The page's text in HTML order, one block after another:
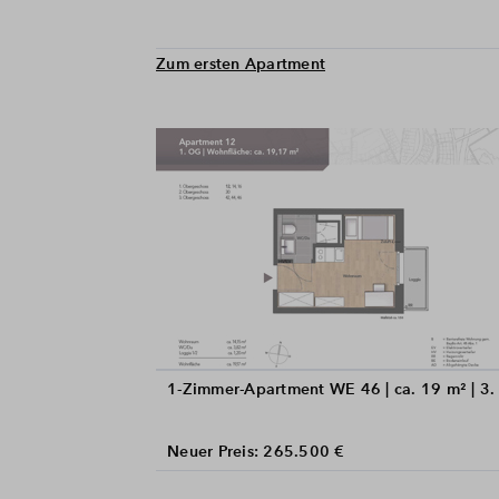
Zum ersten Apartment
1-Zimmer-Apartment WE 46 | ca. 19 m² | 3.
Neuer Preis: 265.500 €